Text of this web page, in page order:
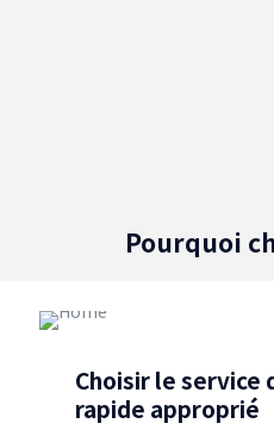
Pourquoi
Choisir le service
rapide approprié